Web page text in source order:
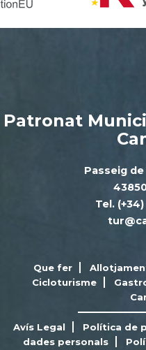
Patronat
Passeig
Tel.
Que fer
Cicloturisme
Avís Legal Política de
dades personals